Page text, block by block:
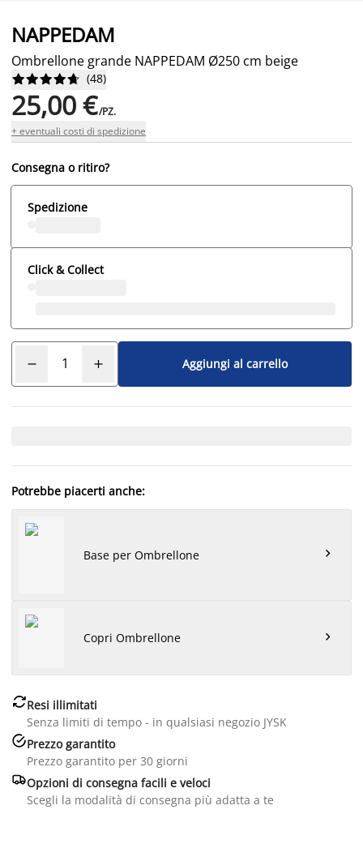
NAPPEDAM
Ombrellone grande NAPPEDAM Ø250 cm beige





 (48)
25,00 €/PZ.
+ eventuali costi di spedizione
Consegna o ritiro?
Spedizione
Click & Collect
Aggiungi al carrello
Potrebbe piacerti anche:
Base per Ombrellone 
Copri Ombrellone 
Resi illimitati
Senza limiti di tempo - in qualsiasi negozio JYSK
Prezzo garantito
Prezzo garantito per 30 giorni
Opzioni di consegna facili e veloci
Scegli la modalità di consegna più adatta a te